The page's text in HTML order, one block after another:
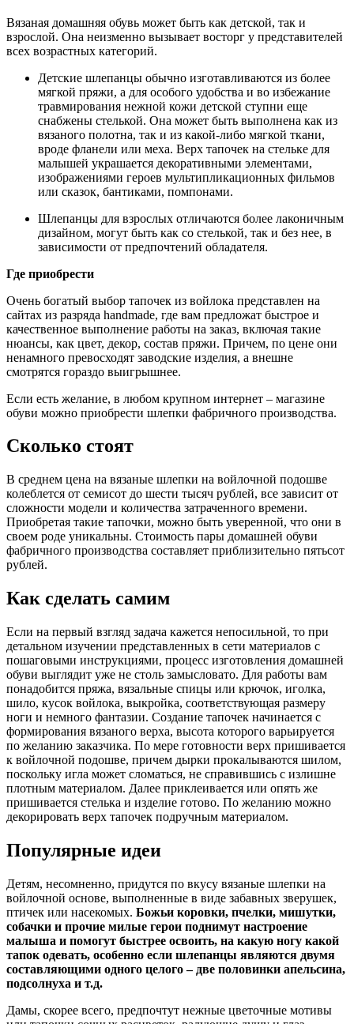
Вязаная домашняя обувь может быть как детской, так и
взрослой. Она неизменно вызывает восторг у представителей
всех возрастных категорий.
Детские шлепанцы обычно изготавливаются из более
мягкой пряжи, а для особого удобства и во избежание
травмирования нежной кожи детской ступни еще
снабжены стелькой. Она может быть выполнена как из
вязаного полотна, так и из какой-либо мягкой ткани,
вроде фланели или меха. Верх тапочек на стельке для
малышей украшается декоративными элементами,
изображениями героев мультипликационных фильмов
или сказок, бантиками, помпонами.
Шлепанцы для взрослых отличаются более лаконичным
дизайном, могут быть как со стелькой, так и без нее, в
зависимости от предпочтений обладателя.
Где приобрести
Очень богатый выбор тапочек из войлока представлен на
сайтах из разряда handmade, где вам предложат быстрое и
качественное выполнение работы на заказ, включая такие
нюансы, как цвет, декор, состав пряжи. Причем, по цене они
ненамного превосходят заводские изделия, а внешне
смотрятся гораздо выигрышнее.
Если есть желание, в любом крупном интернет – магазине
обуви можно приобрести шлепки фабричного производства.
Сколько стоят
В среднем цена на вязаные шлепки на войлочной подошве
колеблется от семисот до шести тысяч рублей, все зависит от
сложности модели и количества затраченного времени.
Приобретая такие тапочки, можно быть уверенной, что они в
своем роде уникальны. Стоимость пары домашней обуви
фабричного производства составляет приблизительно пятьсот
рублей.
Как сделать самим
Если на первый взгляд задача кажется непосильной, то при
детальном изучении представленных в сети материалов с
пошаговыми инструкциями, процесс изготовления домашней
обуви выглядит уже не столь замысловато. Для работы вам
понадобится пряжа, вязальные спицы или крючок, иголка,
шило, кусок войлока, выкройка, соответствующая размеру
ноги и немного фантазии. Создание тапочек начинается с
формирования вязаного верха, высота которого варьируется
по желанию заказчика. По мере готовности верх пришивается
к войлочной подошве, причем дырки прокалываются шилом,
поскольку игла может сломаться, не справившись с излишне
плотным материалом. Далее приклеивается или опять же
пришивается стелька и изделие готово. По желанию можно
декорировать верх тапочек подручным материалом.
Популярные идеи
Детям, несомненно, придутся по вкусу вязаные шлепки на
войлочной основе, выполненные в виде забавных зверушек,
птичек или насекомых. Божьи коровки, пчелки, мишутки,
собачки и прочие милые герои поднимут настроение
малыша и помогут быстрее освоить, на какую ногу какой
тапок одевать, особенно если шлепанцы являются двумя
составляющими одного целого – две половинки апельсина,
подсолнуха и т.д.
Дамы, скорее всего, предпочтут нежные цветочные мотивы